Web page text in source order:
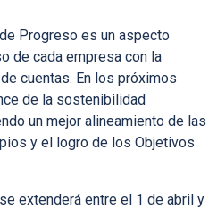
Progreso es un aspecto
de cada empresa con la
cuentas. En los próximos
de la sostenibilidad
un mejor alineamiento de las
y el logro de los Objetivos
extenderá entre el 1 de abril y